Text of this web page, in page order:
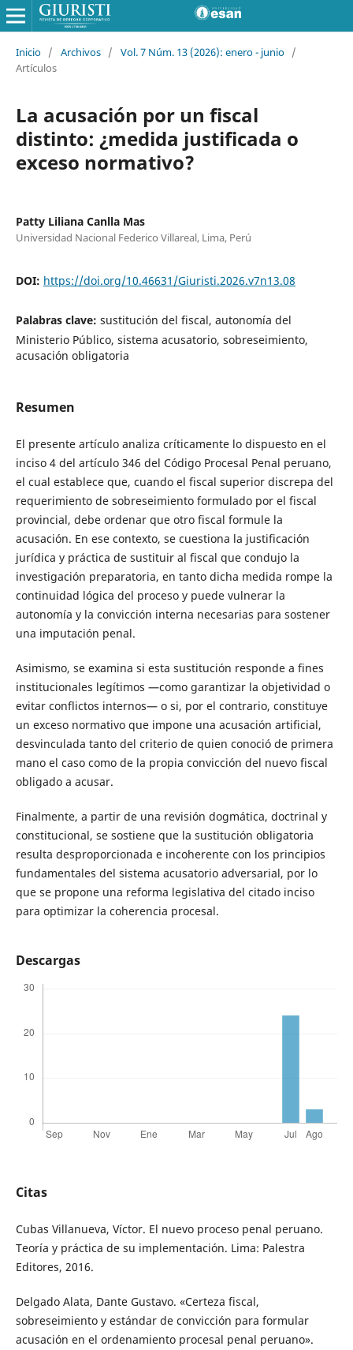
Inicio / Archivos / Vol. 7 Núm. 13 (2026): enero - junio /
Artículos
La acusación por un fiscal
distinto: ¿medida justificada o
exceso normativo?
Patty Liliana Canlla Mas
Universidad Nacional Federico Villareal, Lima, Perú
DOI: https://doi.org/10.46631/Giuristi.2026.v7n13.08
Palabras clave: sustitución del fiscal, autonomía del
Ministerio Público, sistema acusatorio, sobreseimiento,
acusación obligatoria
Resumen
El presente artículo analiza críticamente lo dispuesto en el
inciso 4 del artículo 346 del Código Procesal Penal peruano,
el cual establece que, cuando el fiscal superior discrepa del
requerimiento de sobreseimiento formulado por el fiscal
provincial, debe ordenar que otro fiscal formule la
acusación. En ese contexto, se cuestiona la justificación
jurídica y práctica de sustituir al fiscal que condujo la
investigación preparatoria, en tanto dicha medida rompe la
continuidad lógica del proceso y puede vulnerar la
autonomía y la convicción interna necesarias para sostener
una imputación penal.
Asimismo, se examina si esta sustitución responde a fines
institucionales legítimos —como garantizar la objetividad o
evitar conflictos internos— o si, por el contrario, constituye
un exceso normativo que impone una acusación artificial,
desvinculada tanto del criterio de quien conoció de primera
mano el caso como de la propia convicción del nuevo fiscal
obligado a acusar.
Finalmente, a partir de una revisión dogmática, doctrinal y
constitucional, se sostiene que la sustitución obligatoria
resulta desproporcionada e incoherente con los principios
fundamentales del sistema acusatorio adversarial, por lo
que se propone una reforma legislativa del citado inciso
para optimizar la coherencia procesal.
Descargas
Citas
Cubas Villanueva, Víctor. El nuevo proceso penal peruano.
Teoría y práctica de su implementación. Lima: Palestra
Editores, 2016.
Delgado Alata, Dante Gustavo. «Certeza fiscal,
sobreseimiento y estándar de convicción para formular
acusación en el ordenamiento procesal penal peruano».